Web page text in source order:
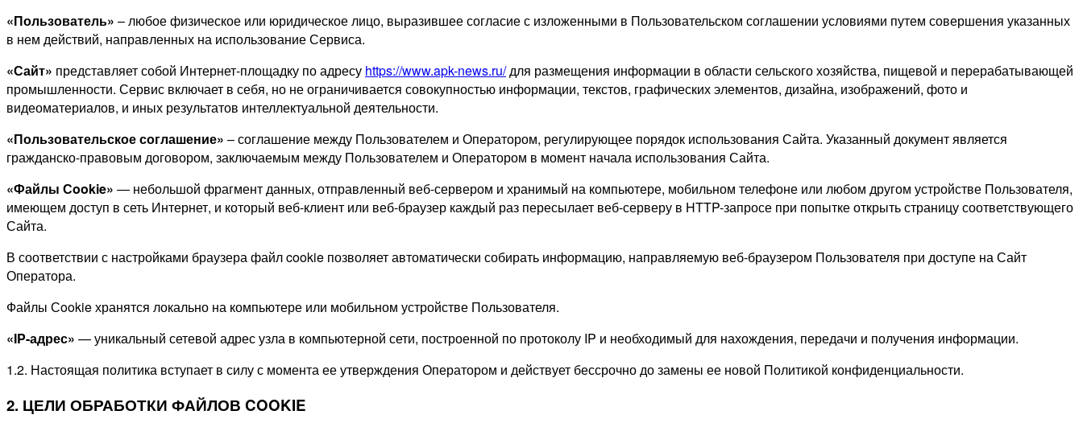
«Пользователь» – любое физическое или юридическое лицо, выразившее согласие с изложенными в Пользовательском соглашении условиями путем совершения указанных
в нем действий, направленных на использование Сервиса.
«Сайт» представляет собой Интернет-площадку по адресу https://www.apk-news.ru/для размещения информации в области сельского хозяйства, пищевой и перерабатывающей
промышленности. Сервис включает в себя, но не ограничивается совокупностью информации, текстов, графических элементов, дизайна, изображений, фото и
видеоматериалов, и иных результатов интеллектуальной деятельности.
«Пользовательское соглашение» – соглашение между Пользователем и Оператором, регулирующее порядок использования Сайта. Указанный документ является
гражданско-правовым договором, заключаемым между Пользователем и Оператором в момент начала использования Сайта.
«Файлы Сookie» — небольшой фрагмент данных, отправленный веб-сервером и хранимый на компьютере, мобильном телефоне или любом другом устройстве Пользователя,
имеющем доступ в сеть Интернет, и который веб-клиент или веб-браузер каждый раз пересылает веб-серверу в HTTP-запросе при попытке открыть страницу соответствующего
Сайта.
В соответствии с настройками браузера файл cookie позволяет автоматически собирать информацию, направляемую веб-браузером Пользователя при доступе на Сайт
Оператора.
Файлы Сookie хранятся локально на компьютере или мобильном устройстве Пользователя.
«IP-адрес» — уникальный сетевой адрес узла в компьютерной сети, построенной по протоколу IP и необходимый для нахождения, передачи и получения информации.
1.2. Настоящая политика вступает в силу с момента ее утверждения Оператором и действует бессрочно до замены ее новой Политикой конфиденциальности.
2. ЦЕЛИ ОБРАБОТКИ ФАЙЛОВ COOKIE